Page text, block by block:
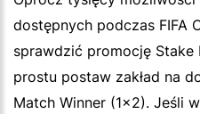
dostępnych podczas FIFA
sprawdzić promocję Stake
prostu postaw zakład na
Match Winner (1x2). Jeśli